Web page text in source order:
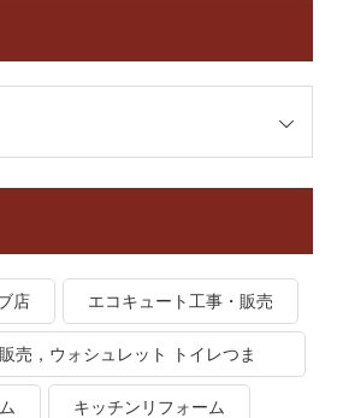
店 エコキュート工事・販売
売，ウォシュレット トイレつま
キッチンリフォーム